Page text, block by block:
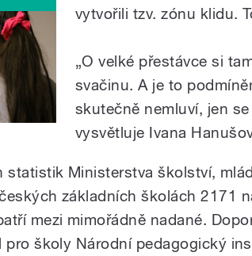
vytvořili tzv. zónu klidu.
„O velké přestávce si
svačinu. A je to
skutečně nemluví, jen
vysvětluje Ivana
statistik Ministerstva školství,
základních školách 2171
mezi mimořádně nadané.
pro školy Národní pedagogický